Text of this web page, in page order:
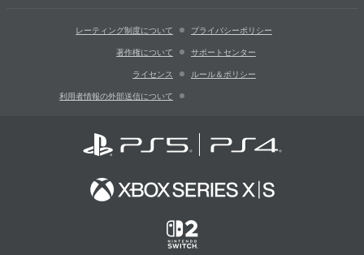
レーティング制度について プライバシーポリシー
著作権について サポートセンター
ライセンス ルール＆ポリシー
利用者情報の外部送信について